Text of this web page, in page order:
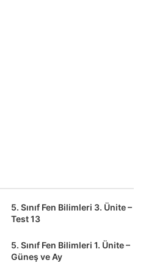
5. Sınıf Fen Bilimleri 3. Ünite –
Test 13
5. Sınıf Fen Bilimleri 1. Ünite –
Güneş ve Ay